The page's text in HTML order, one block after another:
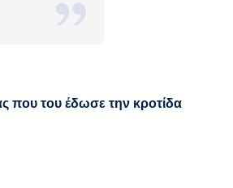
που του έδωσε την κροτίδα